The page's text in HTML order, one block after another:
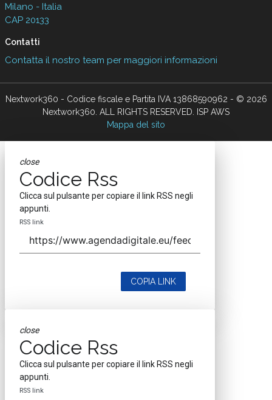
Milano - Italia
CAP 20133
Contatti
Contatta il nostro team per maggiori informazioni
Nextwork360 - Codice fiscale e Partita IVA 13868590962 - © 2026
Nextwork360. ALL RIGHTS RESERVED. ISP AWS
Mappa del sito
close
Codice Rss
Clicca sul pulsante per copiare il link RSS negli
appunti.
RSS link
COPIA LINK
close
Codice Rss
Clicca sul pulsante per copiare il link RSS negli
appunti.
RSS link